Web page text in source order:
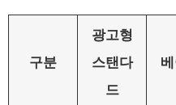
구분
광고형
스탠다
드